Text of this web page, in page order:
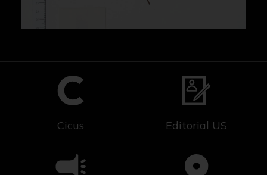
Cicus Editorial US